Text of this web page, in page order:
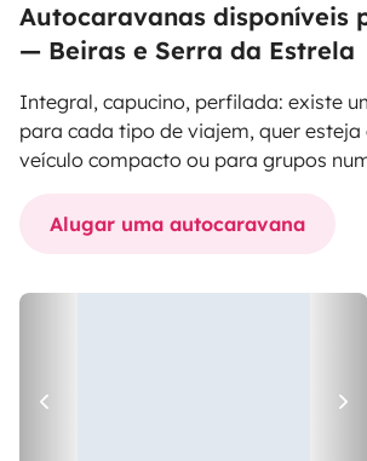
Autocaravanas disponíveis
— Beiras e Serra da Estrela
Integral, capucino, perfilada: existe
para cada tipo de viajem, quer esteja
veículo compacto ou para grupos
Alugar uma autocaravana